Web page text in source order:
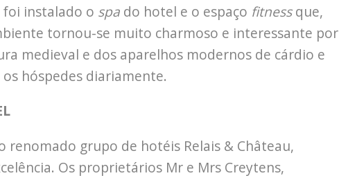
foi instalado o spa do hotel e o espaço fitnessque,
tornou-se muito charmoso e interessante por
medieval e dos aparelhos modernos de cárdio e
hóspedes diariamente.
renomado grupo de hotéis Relais & Château,
Os proprietários Mr e Mrs Creytens,